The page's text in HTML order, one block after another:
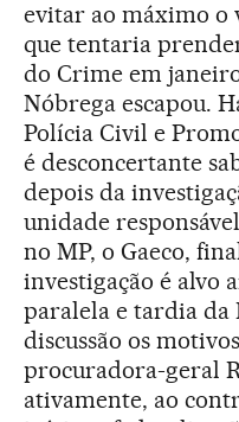
evitar ao máximo o
que tentaria
do Crime em
Nóbrega escapou.
Polícia Civil e
é desconcertante
depois da
unidade
no MP, o Gaeco,
investigação é alvo
paralela e tardia da
discussão os
procuradora-geral
ativamente, ao